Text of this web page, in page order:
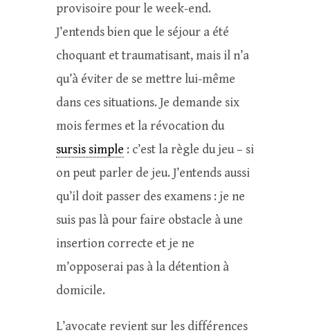
provisoire pour le week-end.
J’entends bien que le séjour a été
choquant et traumatisant, mais il n’a
qu’à éviter de se mettre lui-même
dans ces situations. Je demande six
mois fermes et la révocation du
sursis simple : c’est la règle du jeu – si
on peut parler de jeu. J’entends aussi
qu’il doit passer des examens : je ne
suis pas là pour faire obstacle à une
insertion correcte et je ne
m’opposerai pas à la détention à
domicile.
L’avocate revient sur les différences